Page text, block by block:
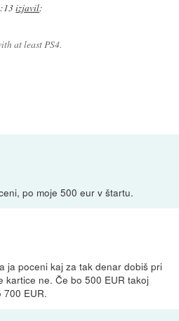
izjavil:
at least PS4.
po moje 500 eur v štartu.
ja poceni kaj za tak denar dobiš pri
kartice ne. Če bo 500 EUR takoj
700 EUR.